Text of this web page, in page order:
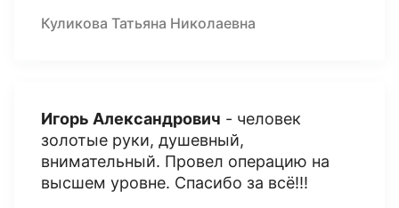
Куликова Татьяна Николаевна
Игорь Александрович - человек
золотые руки, душевный,
внимательный. Провел операцию на
высшем уровне. Спасибо за всё!!!